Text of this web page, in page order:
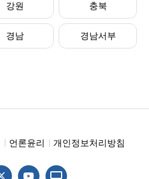
강원 충북
경남 경남서부
언론윤리 개인정보처리방침